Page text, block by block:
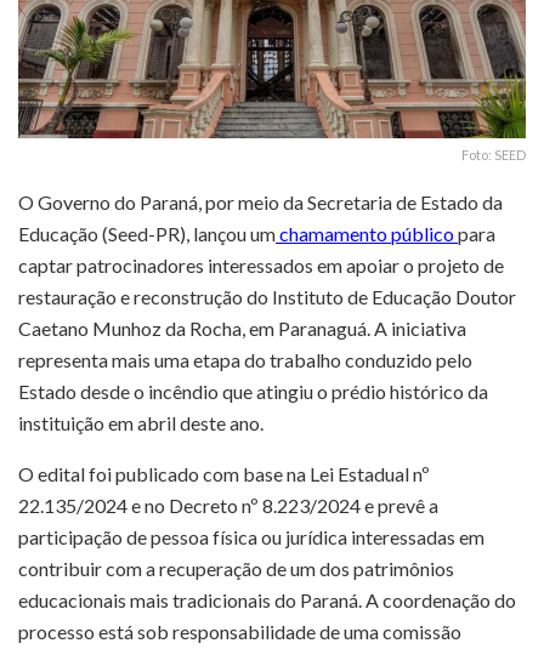
Foto: SEED
O Governo do Paraná, por meio da Secretaria de Estado da
Educação (Seed-PR), lançou umchamamento públicopara
captar patrocinadores interessados em apoiar o projeto de
restauração e reconstrução do Instituto de Educação Doutor
Caetano Munhoz da Rocha, em Paranaguá. A iniciativa
representa mais uma etapa do trabalho conduzido pelo
Estado desde o incêndio que atingiu o prédio histórico da
instituição em abril deste ano.
O edital foi publicado com base na Lei Estadual nº
22.135/2024 e no Decreto nº 8.223/2024 e prevê a
participação de pessoa física ou jurídica interessadas em
contribuir com a recuperação de um dos patrimônios
educacionais mais tradicionais do Paraná. A coordenação do
processo está sob responsabilidade de uma comissão